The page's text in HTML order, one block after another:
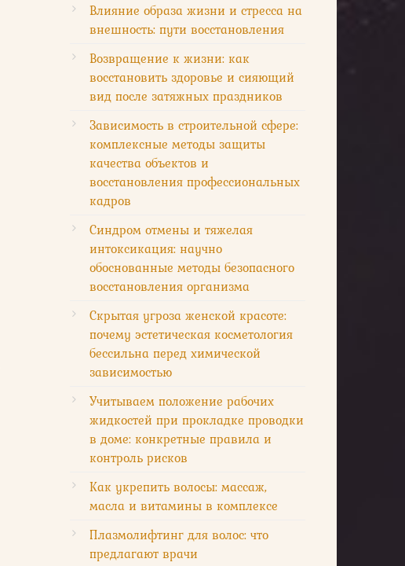
Влияние образа жизни и стресса на
внешность: пути восстановления
Возвращение к жизни: как
восстановить здоровье и сияющий
вид после затяжных праздников
Зависимость в строительной сфере:
комплексные методы защиты
качества объектов и
восстановления профессиональных
кадров
Синдром отмены и тяжелая
интоксикация: научно
обоснованные методы безопасного
восстановления организма
Скрытая угроза женской красоте:
почему эстетическая косметология
бессильна перед химической
зависимостью
Учитываем положение рабочих
жидкостей при прокладке проводки
в доме: конкретные правила и
контроль рисков
Как укрепить волосы: массаж,
масла и витамины в комплексе
Плазмолифтинг для волос: что
предлагают врачи